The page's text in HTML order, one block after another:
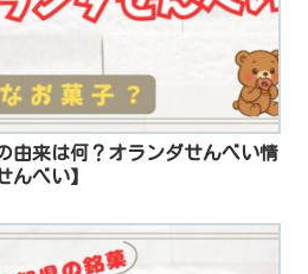
由来は何？オランダせんべい情
んべい】